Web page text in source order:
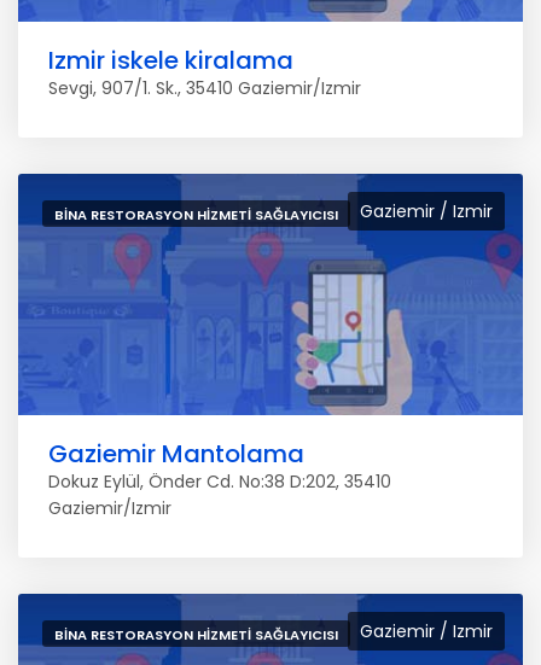
Izmir iskele kiralama
Sevgi, 907/1. Sk., 35410 Gaziemir/Izmir
Gaziemir / Izmir
BINA RESTORASYON HIZMETI SAĞLAYICISI
Gaziemir Mantolama
Dokuz Eylül, Önder Cd. No:38 D:202, 35410
Gaziemir/Izmir
Gaziemir / Izmir
BINA RESTORASYON HIZMETI SAĞLAYICISI